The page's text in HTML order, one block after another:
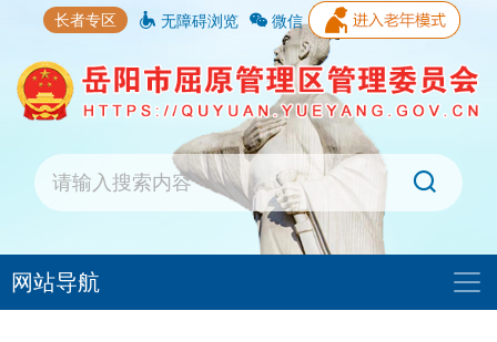
长者专区 无障碍浏览 微信
网站导航